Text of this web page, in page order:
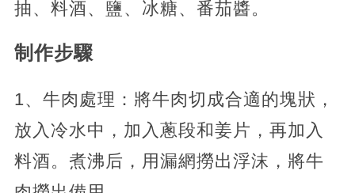
抽、料酒、鹽、冰糖、番茄醬。
制作步驟
1、牛肉處理：將牛肉切成合適的塊狀，
放入冷水中，加入蔥段和姜片，再加入
料酒。煮沸后，用漏網撈出浮沫，將牛